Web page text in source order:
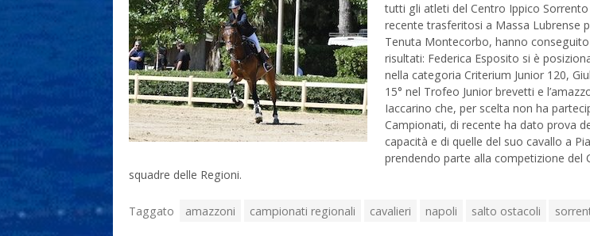
tutti gli atleti del Centro Ippico Sorrento
recente trasferitosi a Massa Lubrense
Tenuta Montecorbo, hanno
risultati: Federica Esposito si è
nella categoria Criterium Junior 120,
15° nel Trofeo Junior brevetti e
Iaccarino che, per scelta non ha
Campionati, di recente ha dato prova
capacità e di quelle del suo cavallo a
prendendo parte alla competizione del
squadre delle Regioni.
Taggato amazzoni campionati regionali cavalieri napoli salto ostacoli